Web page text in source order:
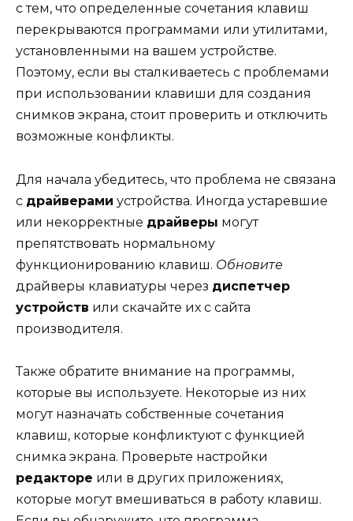
с тем, что определенные сочетания клавиш
перекрываются программами или утилитами,
установленными на вашем устройстве.
Поэтому, если вы сталкиваетесь с проблемами
при использовании клавиши для создания
снимков экрана, стоит проверить и отключить
возможные конфликты.
Для начала убедитесь, что проблема не связана
с драйверами устройства. Иногда устаревшие
или некорректные драйверы могут
препятствовать нормальному
функционированию клавиш. Обновите
драйверы клавиатуры через диспетчер
устройств или скачайте их с сайта
производителя.
Также обратите внимание на программы,
которые вы используете. Некоторые из них
могут назначать собственные сочетания
клавиш, которые конфликтуют с функцией
снимка экрана. Проверьте настройки
редакторе или в других приложениях,
которые могут вмешиваться в работу клавиш.